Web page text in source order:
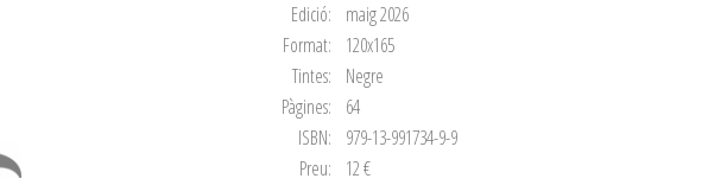
Edició:
maig 2026
Format:
120x165
Tintes:
Negre
Pàgines:
64
ISBN:
979-13-991734-9-9
Preu:
12 €